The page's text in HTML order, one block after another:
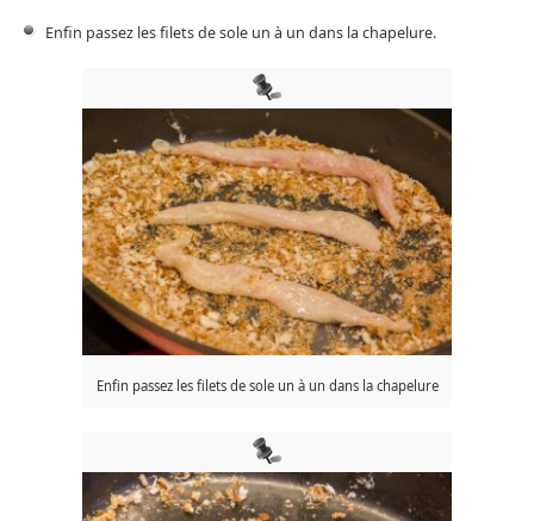
Enfin passez les filets de sole un à un dans la chapelure.
Enfin passez les filets de sole un à un dans la chapelure